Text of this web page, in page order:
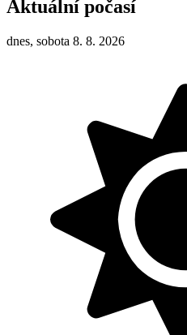
Aktuální počasí
dnes, sobota 8. 8. 2026